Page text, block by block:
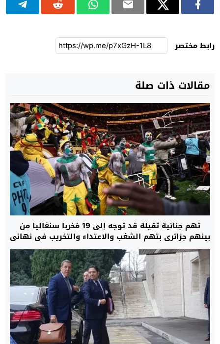
رابط مختصر
مقالات ذات صلة
تهم جنائية ثقيلة قد توجه إلى 19 مُخربا سنغاليا من
بينهم جزائري بتهم الشغب والاعتداء والتخريب في نهائي
“الكان”